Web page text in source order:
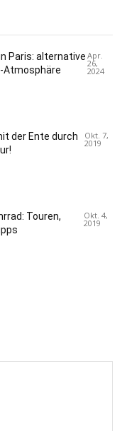
Paris: alternative
Atmosphäre
Apr.
26,
2024
der Ente durch
Okt. 7,
2019
Touren,
Okt. 4,
2019